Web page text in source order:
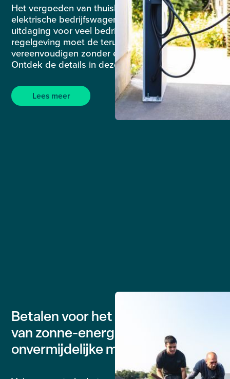
Het vergoeden van thuislaadbeurten voor
elektrische bedrijfswagens is een administratieve
uitdaging voor veel bedrijven. Nieuwe
regelgeving moet de terugbetaling
vereenvoudigen zonder extra fiscale lasten.
Ontdek de details in deze blog!
Lees meer
Betalen voor het terugleveren
van zonne-energie: een
onvermijdelijke maatregel